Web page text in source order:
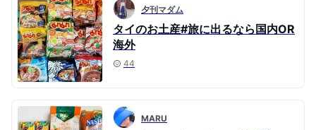
夕刊マダム
タイのお土産#旅に出るなら国内OR
海外
44
MARU